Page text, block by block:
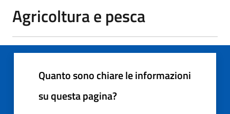
Agricoltura e pesca
Quanto sono chiare le informazioni
su questa pagina?